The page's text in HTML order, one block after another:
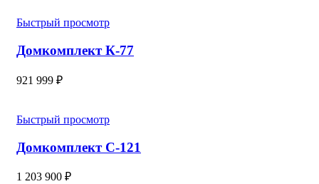
Быстрый просмотр
Домкомплект К-77
921 999 ₽
Быстрый просмотр
Домкомплект С-121
1 203 900 ₽